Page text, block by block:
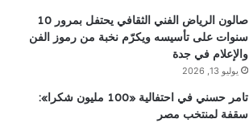
صالون الرياض الفني الثقافي يحتفل بمرور 10
سنوات على تأسيسه ويكرّم نخبة من رموز الفن
والإعلام في جدة
يوليو 13, 2026
تامر حسني في احتفالية «100 مليون شكرا»:
سقفة لمنتخب مصر